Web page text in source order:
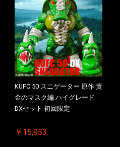
KUFC 50 スニゲーター 原作 黄
金のマスク編 ハイグレード
DXセット 初回限定
￥15,953